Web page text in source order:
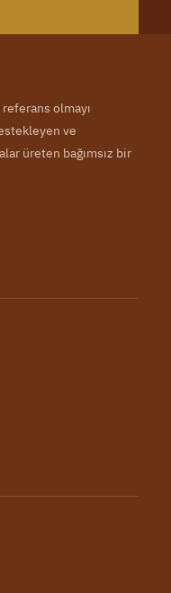
olmayı
ve
üreten bağımsız bir